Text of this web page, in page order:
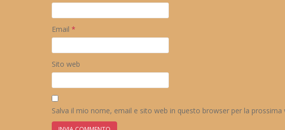
Email *
Sito web
Salva il mio nome, email e sito web in questo browser per la